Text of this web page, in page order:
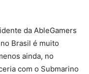
da AbleGamers
Brasil é muito
ainda, no
com o Submarino